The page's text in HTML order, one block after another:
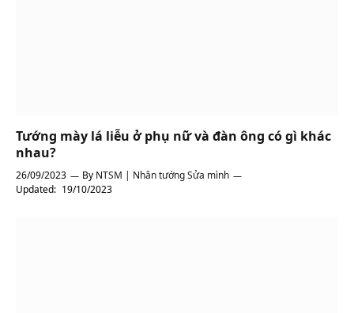
Tướng mày lá liễu ở phụ nữ và đàn ông có gì khác
nhau?
26/09/2023 By NTSM | Nhân tướng Sửa mình
Updated: 19/10/2023